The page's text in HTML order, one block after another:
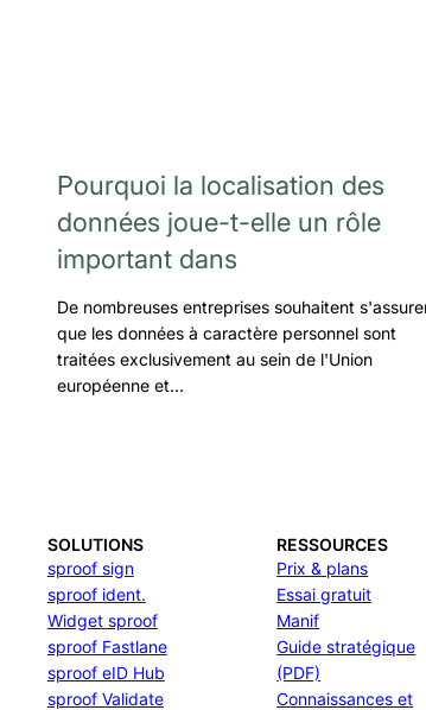
Pourquoi la localisation des
données joue-t-elle un rôle
important dans
De nombreuses entreprises souhaitent
que les données à caractère personnel sont
traitées exclusivement au sein de l'Union
européenne et…
SOLUTIONS
sproof sign
sproof ident.
Widget sproof
sproof Fastlane
sproof eID Hub
sproof Validate
RESSOURCES
Prix & plans
Essai gratuit
Manif
Guide stratégique
(PDF)
Connaissances et